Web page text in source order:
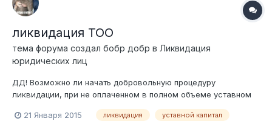
ликвидация ТОО
тема форума создал бобр добр в Ликвидация
юридических лиц
ДД! Возможно ли начать добровольную процедуру
ликвидации, при не оплаченном в полном объеме уставном
доли. будут ли последствия для того, кто не оплатил долю
21 Января 2015 ликвидация уставной капитал